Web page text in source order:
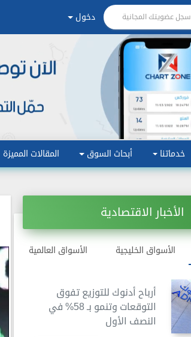
سجل عضويتك المجانية دخول
خدماتنا أبحاث السوق المقالات المميزة
الأخبار الاقتصادية
الأسواق الخليجية الأسواق العالمية
أرباح أدنوك للتوزيع تفوق
التوقعات وتنمو بـ 58% في
النصف الأول